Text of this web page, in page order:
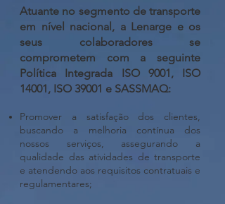
Atuante no segmento de transporte
em nível nacional, a Lenarge e os
seus colaboradores se
comprometem com a seguinte
Política Integrada ISO 9001, ISO
14001, ISO 39001 e SASSMAQ:
Promover a satisfação dos clientes,
buscando a melhoria contínua dos
nossos serviços, assegurando a
qualidade das atividades de transporte
e atendendo aos requisitos contratuais e
regulamentares;